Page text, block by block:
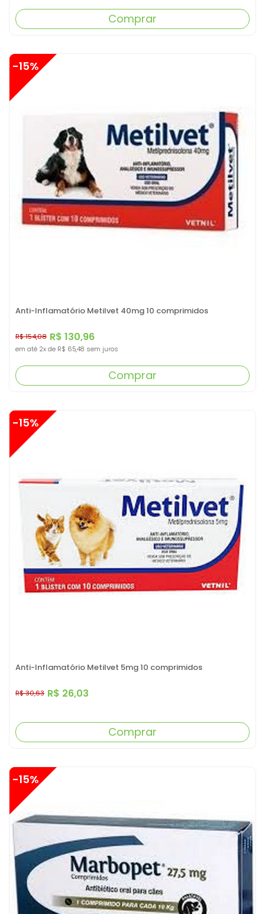
Comprar
Anti-Inflamatório Metilvet 40mg 10 comprimidos
R$ 130,96
R$ 154,08
-15%
em até 2x de R$ 65,48 sem juros
Comprar
Anti-Inflamatório Metilvet 5mg 10 comprimidos
R$ 26,03
R$ 30,63
-15%
Comprar
-15%